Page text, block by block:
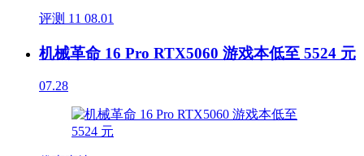
评测 11 08.01
机械革命 16 Pro RTX5060 游戏本低至 5524 元
07.28